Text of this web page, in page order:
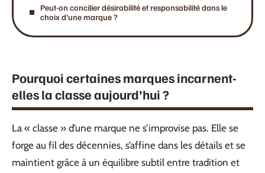
Peut-on concilier désirabilité et responsabilité dans le
choix d’une marque ?
Pourquoi certaines marques incarnent-
elles la classe aujourd’hui ?
La « classe » d’une marque ne s’improvise pas. Elle se
forge au fil des décennies, s’affine dans les détails et se
maintient grâce à un équilibre subtil entre tradition et